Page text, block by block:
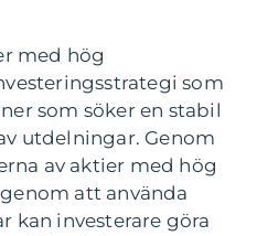
med hög
som
som söker en stabil
utdelningar. Genom
av aktier med hög
att använda
kan investerare göra